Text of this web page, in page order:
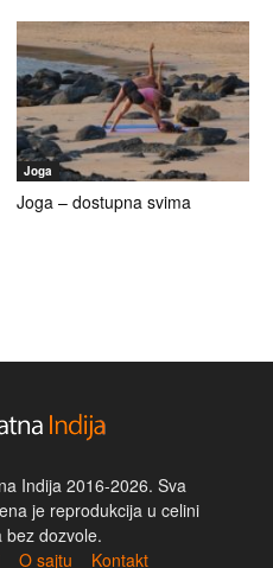
Joga
Joga – dostupna svima
Indija 2016-2026. Sva
je reprodukcija u celini
bez dozvole.
O sajtu Kontakt